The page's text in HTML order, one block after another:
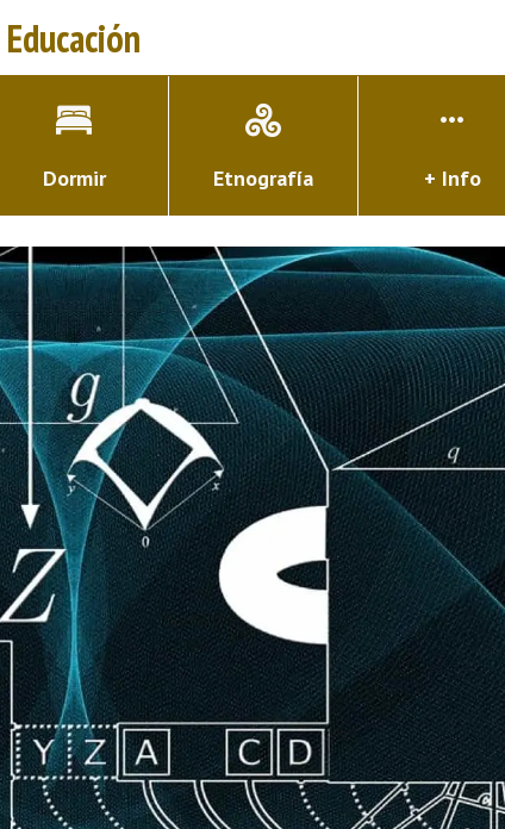
Educación
Dormir Etnografía + Info